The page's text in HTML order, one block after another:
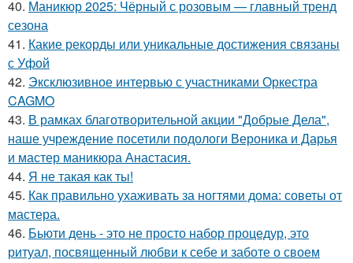
40. Маникюр 2025: Чёрный с розовым — главный тренд
сезона
41. Какие рекорды или уникальные достижения связаны
с Уфой
42. Эксклюзивное интервью с участниками Оркестра
CAGMO
43. В рамках благотворительной акции "Добрые Дела",
наше учреждение посетили подологи Вероника и Дарья
и мастер маникюра Анастасия.
44. Я не такая как ты!
45. Как правильно ухаживать за ногтями дома: советы от
мастера.
46. Бьюти день - это не просто набор процедур, это
ритуал, посвященный любви к себе и заботе о своем